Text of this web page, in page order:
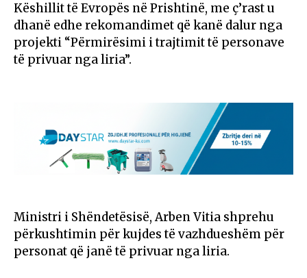
Këshillit të Evropës në Prishtinë, me ç’rast u
dhanë edhe rekomandimet që kanë dalur nga
projekti “Përmirësimi i trajtimit të personave
të privuar nga liria”.
Ministri i Shëndetësisë, Arben Vitia shprehu
përkushtimin për kujdes të vazhdueshëm për
personat që janë të privuar nga liria.